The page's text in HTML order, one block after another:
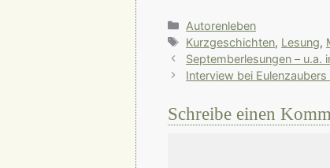
Kategorien
Autorenleben
Schlagwörter
Kurzgeschichten, Lesung,
Septemberlesungen – u.a.
Interview bei
Schreibe einen